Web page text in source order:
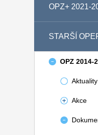
OPZ+ 2021-
STARŠÍ
OPZ 2014-
Aktuality
Akce